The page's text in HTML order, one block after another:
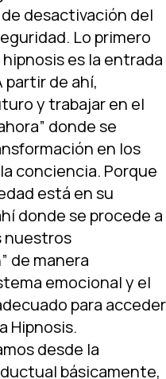
desactivación del
Lo primero
es la entrada
partir de ahí,
y trabajar en el
donde se
en los
conciencia. Porque
está en su
donde se procede a
nuestros
de manera
emocional y el
para acceder
Hipnosis.
desde la
básicamente,